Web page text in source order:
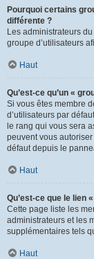
Pourquoi certains
différente ?
Les administrateurs
groupe d’utilisateurs
Haut
Qu’est-ce qu’un «
Si vous êtes membre
d’utilisateurs par
le rang qui vous sera
peuvent vous
défaut depuis le
Haut
Qu’est-ce que le lien
Cette page liste les
administrateurs et les
supplémentaires tels
Haut